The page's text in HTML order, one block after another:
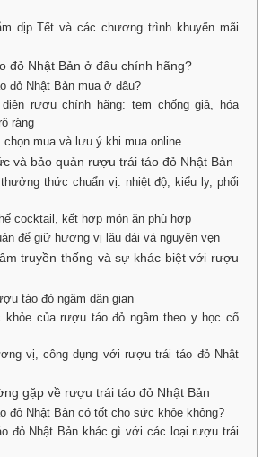
dịp Tết và các chương trình khuyến mãi
đỏ Nhật Bản ở đâu chính hãng?
đỏ Nhật Bản mua ở đâu?
rượu chính hãng: tem chống giả, hóa
ràng
chọn mua và lưu ý khi mua online
và bảo quản rượu trái táo đỏ Nhật Bản
thức chuẩn vị: nhiệt độ, kiểu ly, phối
cocktail, kết hợp món ăn phù hợp
để giữ hương vị lâu dài và nguyên vẹn
truyền thống và sự khác biệt với rượu
táo đỏ ngâm dân gian
của rượu táo đỏ ngâm theo y học cổ
vị, công dụng với rượu trái táo đỏ Nhật
gặp về rượu trái táo đỏ Nhật Bản
đỏ Nhật Bản có tốt cho sức khỏe không?
đỏ Nhật Bản khác gì với các loại rượu trái